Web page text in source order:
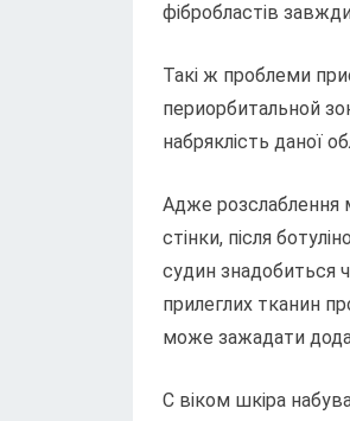
фібробластів
Такі ж проблеми
периорбитальной
набряклість даної
Адже розслаблення
стінки, після
судин знадобиться
прилеглих тканин
може зажадати
C віком шкіра